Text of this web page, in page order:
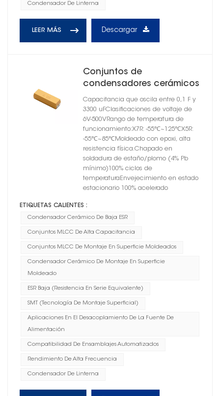
Condensador De Linterna
LEER MÁS Descargar
Conjuntos de
condensadores cerámicos
de montaje en superficie
moldeados serie CT 4502
X5R
Capacitancia que oscila entre 0,1 F y
3300 uFClasificaciones de voltaje de
6V-500VRango de temperatura de
funcionamiento:X7R: -55℃~125℃X5R:
-55℃~85℃Moldeado con epoxi, alta
resistencia física.Chapado en
soldadura de estaño/plomo (4% Pb
mínimo)100% ciclos de
temperaturaEnvejecimiento en estado
estacionario 100% acelerado
ETIQUETAS CALIENTES :
Condensador Cerámico De Baja ESR
Conjuntos MLCC De Alta Capacitancia
Conjuntos MLCC De Montaje En Superficie Moldeados
Condensador Cerámico De Montaje En Superficie
Moldeado
ESR Baja (resistencia En Serie Equivalente)
SMT (Tecnología De Montaje Superficial)
Aplicaciones En El Desacoplamiento De La Fuente De
Alimentación
Compatibilidad De Ensamblajes Automatizados
Rendimiento De Alta Frecuencia
Condensador De Linterna